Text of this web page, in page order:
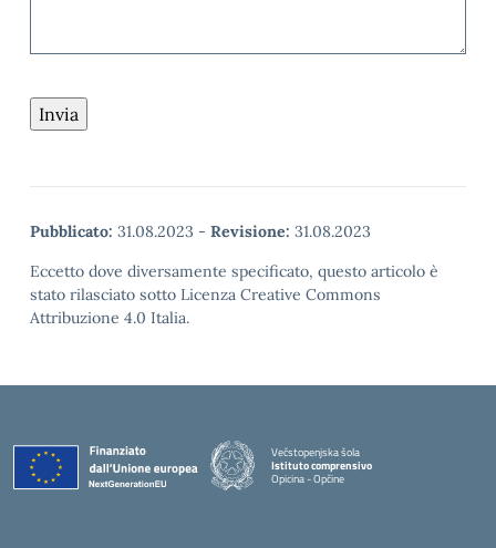
Pubblicato: 31.08.2023 - Revisione: 31.08.2023
Eccetto dove diversamente specificato, questo articolo è
stato rilasciato sotto Licenza Creative Commons
Attribuzione 4.0 Italia.
Večstopenjska šola
Istituto comprensivo
Opicina - Opčine